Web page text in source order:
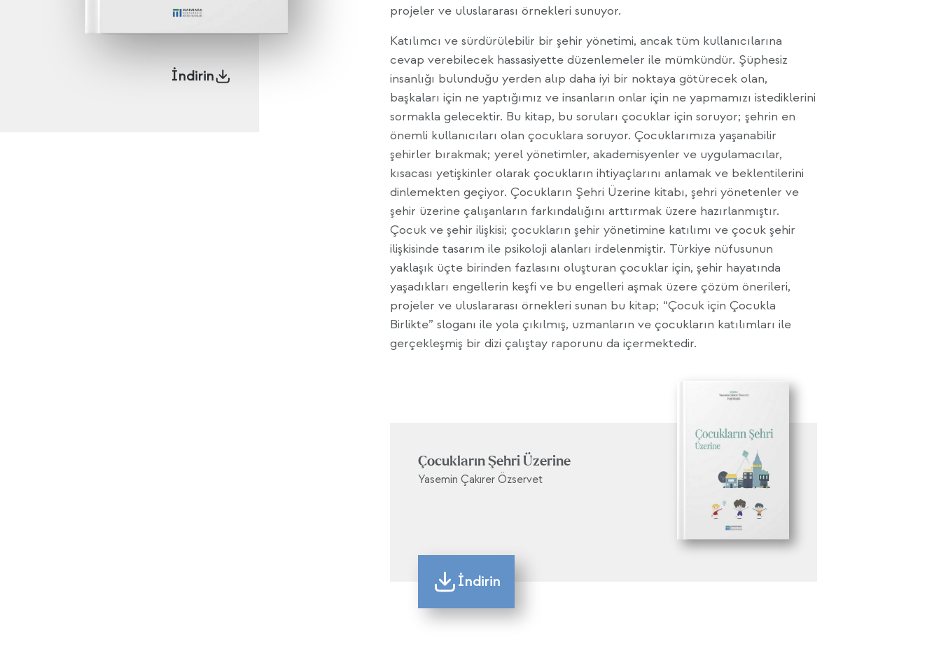
İndirin
projeler ve uluslararası örnekleri sunuyor.
Katılımcı ve sürdürülebilir bir şehir yönetimi, ancak tüm kullanıcılarına
cevap verebilecek hassasiyette düzenlemeler ile mümkündür. Şüphesiz
insanlığı bulunduğu yerden alıp daha iyi bir noktaya götürecek olan,
başkaları için ne yaptığımız ve insanların onlar için ne yapmamızı istediklerini
sormakla gelecektir. Bu kitap, bu soruları çocuklar için soruyor; şehrin en
önemli kullanıcıları olan çocuklara soruyor. Çocuklarımıza yaşanabilir
şehirler bırakmak; yerel yönetimler, akademisyenler ve uygulamacılar,
kısacası yetişkinler olarak çocukların ihtiyaçlarını anlamak ve beklentilerini
dinlemekten geçiyor. Çocukların Şehri Üzerine kitabı, şehri yönetenler ve
şehir üzerine çalışanların farkındalığını arttırmak üzere hazırlanmıştır.
Çocuk ve şehir ilişkisi; çocukların şehir yönetimine katılımı ve çocuk şehir
ilişkisinde tasarım ile psikoloji alanları irdelenmiştir. Türkiye nüfusunun
yaklaşık üçte birinden fazlasını oluşturan çocuklar için, şehir hayatında
yaşadıkları engellerin keşfi ve bu engelleri aşmak üzere çözüm önerileri,
projeler ve uluslararası örnekleri sunan bu kitap; “Çocuk için Çocukla
Birlikte” sloganı ile yola çıkılmış, uzmanların ve çocukların katılımları ile
gerçekleşmiş bir dizi çalıştay raporunu da içermektedir.
Çocukların Şehri Üzerine
Yasemin Çakırer Özservet
İndirin